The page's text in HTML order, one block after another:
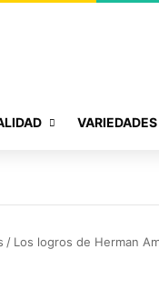
VARIEDADES
/ Los logros de Herman